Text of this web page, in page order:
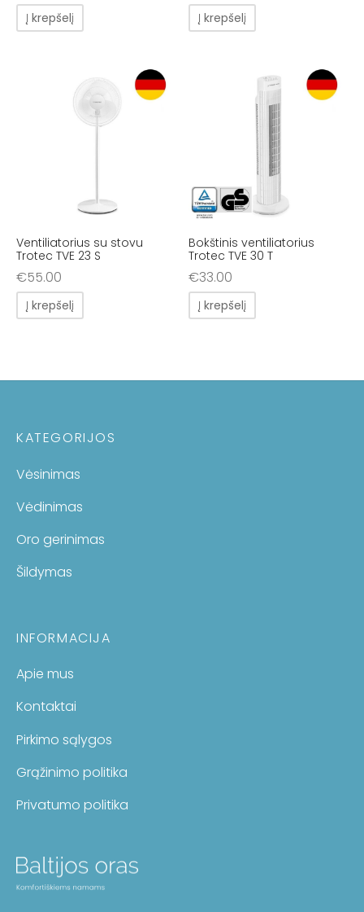
Į krepšelį Į krepšelį
Ventiliatorius su stovu
Trotec TVE 23 S
€55.00
Į krepšelį
Bokštinis ventiliatorius
Trotec TVE 30 T
€33.00
Į krepšelį
KATEGORIJOS
Vėsinimas
Vėdinimas
Oro gerinimas
Šildymas
INFORMACIJA
Apie mus
Kontaktai
Pirkimo sąlygos
Grąžinimo politika
Privatumo politika